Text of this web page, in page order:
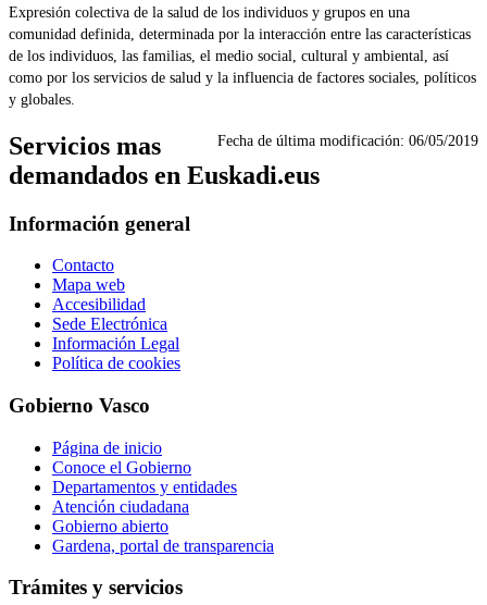
Expresión colectiva de la salud de los individuos y grupos en una
comunidad definida, determinada por la interacción entre las características
de los individuos, las familias, el medio social, cultural y ambiental, así
como por los servicios de salud y la influencia de factores sociales, políticos
y globales.
Fecha de última modificación: 06/05/2019
Servicios mas
demandados en Euskadi.eus
Información general
Contacto
Mapa web
Accesibilidad
Sede Electrónica
Información Legal
Política de cookies
Gobierno Vasco
Página de inicio
Conoce el Gobierno
Departamentos y entidades
Atención ciudadana
Gobierno abierto
Gardena, portal de transparencia
Trámites y servicios